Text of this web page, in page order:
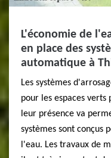
L'économie de
en place des
automatique à
Les systèmes
pour les espaces
leur présence va
systèmes sont conçus
l'eau. Les travaux de